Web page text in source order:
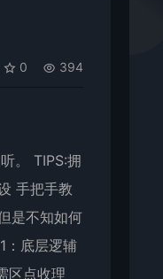
0 394
。 TIPS:拥
手把手教
是不知如何
：底层逻辅
区点收理